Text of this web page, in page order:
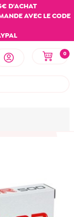
D'ACHAT
AVEC LE CODE
0